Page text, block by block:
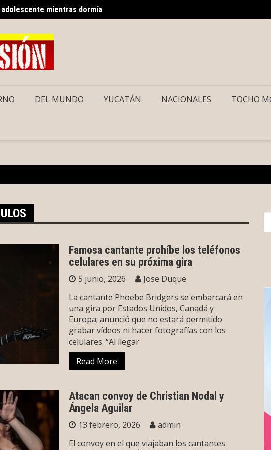
traslados gratuitos vía Uber para usuarios del CREE
DEL MUNDO YUCATÁN NACIONALES TOCHO
Famosa cantante prohíbe los teléfonos
celulares en su próxima gira
5 junio, 2026
Jose Duque
La cantante Phoebe Bridgers se embarcará en
una gira por Estados Unidos, Canadá y
Europa; anunció que no estará permitido
grabar vídeos ni hacer fotografías con los
celulares. “Al llegar
Read More
Atacan convoy de Christian Nodal y
Ángela Aguilar
13 febrero, 2026
admin
El convoy en el que viajaban los cantantes